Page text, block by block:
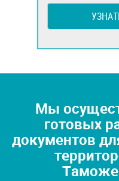
Мы
готовых
документов